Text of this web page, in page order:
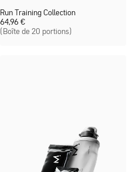
Run Training Collection
(Boîte de 20 portions)
64,96 €